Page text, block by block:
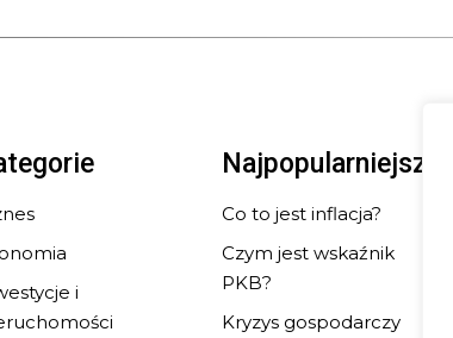
i
Najpopularniejsze
Co to jest inflacja?
Czym jest wskaźnik
PKB?
Kryzys gospodarczy